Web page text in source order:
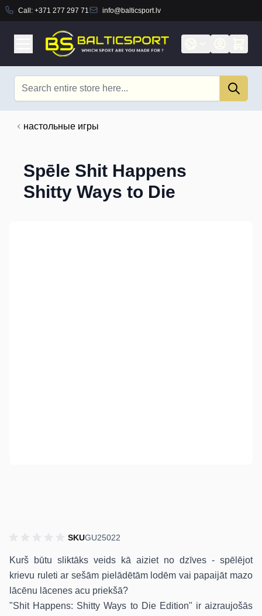
Call: +371 277 297 71 info@balticsport.lv
настольные игры
Spēle Shit Happens
Shitty Ways to Die
SKUGU25022
Kurš būtu sliktāks veids kā aiziet no dzīves - spēlējot
krievu ruleti ar sešām pielādētām lodēm vai papaijāt mazo
lācēnu lācenes acu priekšā?
"Shit Happens: Shitty Ways to Die Edition" ir aizraujošās